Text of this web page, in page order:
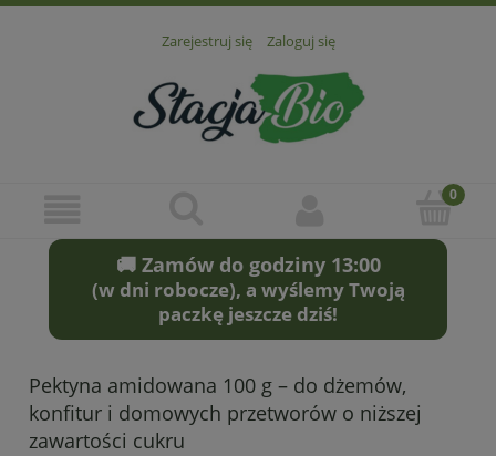
Zarejestruj się Zaloguj się
🚚 Zamów do godziny 13:00
(w dni robocze), a wyślemy Twoją
paczkę jeszcze dziś!
Pektyna amidowana 100 g – do dżemów,
konfitur i domowych przetworów o niższej
zawartości cukru